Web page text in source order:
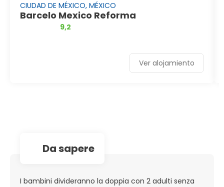
CIUDAD DE MÉXICO, MÉXICO
Barcelo Mexico Reforma
9,2
Ver alojamiento
da sapere
I bambini divideranno la doppia con 2 adulti senza